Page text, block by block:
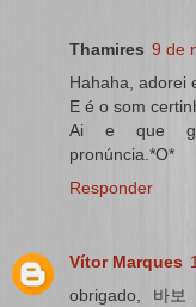
Thamires 9 de
Hahaha, adorei
E é o som
Ai e que
pronúncia.*O*
Responder
Vítor Marques
obrigado, 바